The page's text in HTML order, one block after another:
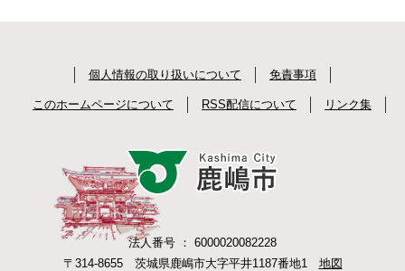
個人情報の取り扱いについて 免責事項
このホームページについて RSS配信について リンク集
法人番号 ： 6000020082228
〒314-8655 茨城県鹿嶋市大字平井1187番地1 地図